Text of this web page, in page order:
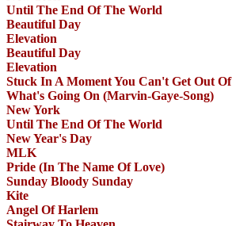
Until The End Of The World
Beautiful Day
Elevation
Beautiful Day
Elevation
Stuck In A Moment You Can't Get Out Of
What's Going On (Marvin-Gaye-Song)
New York
Until The End Of The World
New Year's Day
MLK
Pride (In The Name Of Love)
Sunday Bloody Sunday
Kite
Angel Of Harlem